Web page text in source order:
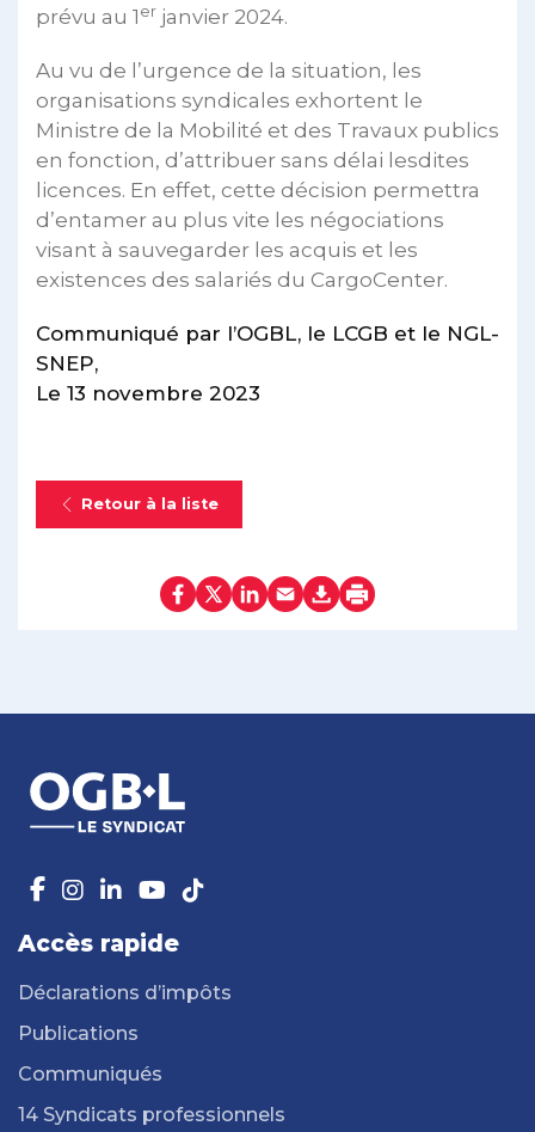
prévu au 1 er janvier 2024.
Au vu de l’urgence de la situation, les
organisations syndicales exhortent le
Ministre de la Mobilité et des Travaux publics
en fonction, d’attribuer sans délai lesdites
licences. En effet, cette décision permettra
d’entamer au plus vite les négociations
visant à sauvegarder les acquis et les
existences des salariés du CargoCenter.
Communiqué par l’OGBL, le LCGB et le NGL-
SNEP,
Le 13 novembre 2023
Retour à la liste
Accès rapide
Déclarations d’impôts
Publications
Communiqués
14 Syndicats professionnels